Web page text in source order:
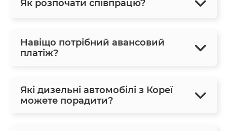
Як розпочати співпрацю?
Навіщо потрібний авансовий
платіж?
Які дизельні автомобілі з Кореї
можете порадити?